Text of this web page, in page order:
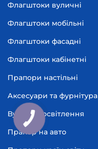
Флагштоки вуличні
Флагштоки мобільні
Флагштоки фасадні
Флагштоки кабінетні
Прапори настільні
Аксесуари та фурнітура
Вуличне освітлення
Прапор на авто